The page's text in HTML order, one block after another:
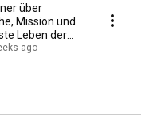
über
Mission und
Leben der
ago